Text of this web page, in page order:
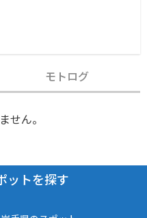
モトログ
せん。
ットを探す